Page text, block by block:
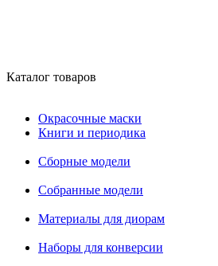
Каталог товаров
Окрасочные маски
Книги и периодика
Сборные модели
Собранные модели
Материалы для диорам
Наборы для конверсии